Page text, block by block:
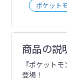
ポケット
商品の説
『ポケット
登場！